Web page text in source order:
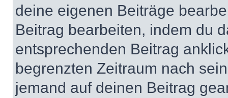
deine eigenen Beiträge
Beitrag bearbeiten, indem du
entsprechenden Beitrag
begrenzten Zeitraum nach
jemand auf deinen Beitrag